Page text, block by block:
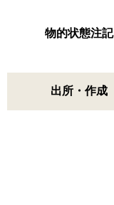
物的状態注記
出所・作成